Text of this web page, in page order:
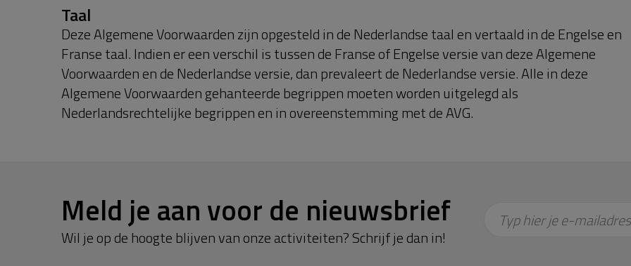
Taal
Deze Algemene Voorwaarden zijn opgesteld in de Nederlandse taal en vertaald in de Engelse en
Franse taal. Indien er een verschil is tussen de Franse of Engelse versie van deze Algemene
Voorwaarden en de Nederlandse versie, dan prevaleert de Nederlandse versie. Alle in deze
Algemene Voorwaarden gehanteerde begrippen moeten worden uitgelegd als
Nederlandsrechtelijke begrippen en in overeenstemming met de AVG.
Meld je aan voor de nieuwsbrief
Wil je op de hoogte blijven van onze activiteiten? Schrijf je dan in!
Typ hier je e-mailadres